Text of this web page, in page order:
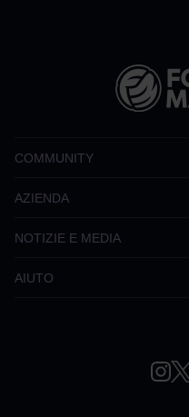
COMMUNITY
AZIENDA
NOTIZIE E MEDIA
AIUTO